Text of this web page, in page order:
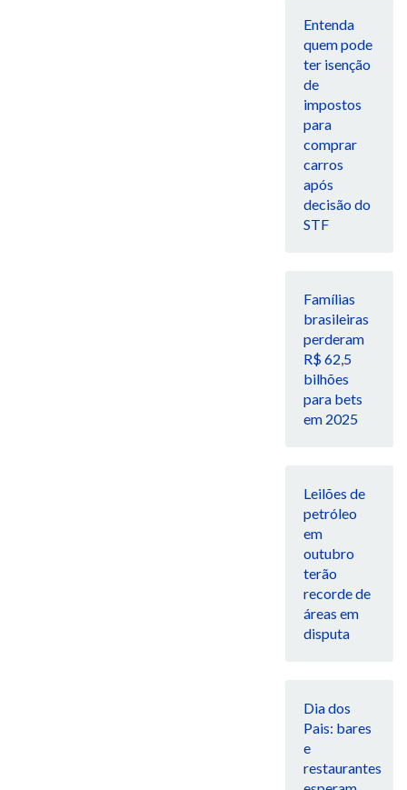
Entenda
quem pode
ter isenção
de
impostos
para
comprar
carros
após
decisão do
STF
Famílias
brasileiras
perderam
R$ 62,5
bilhões
para bets
em 2025
Leilões de
petróleo
em
outubro
terão
recorde de
áreas em
disputa
Dia dos
Pais: bares
e
restaurantes